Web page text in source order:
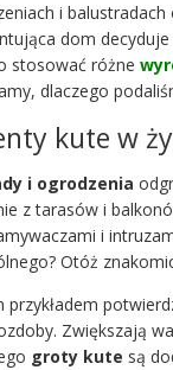
i
dom
stosować różne
dlaczego
kute w
i ogrodzenia
z tarasów i
i
Otóż
przykładem
Zwiększają
groty kute są